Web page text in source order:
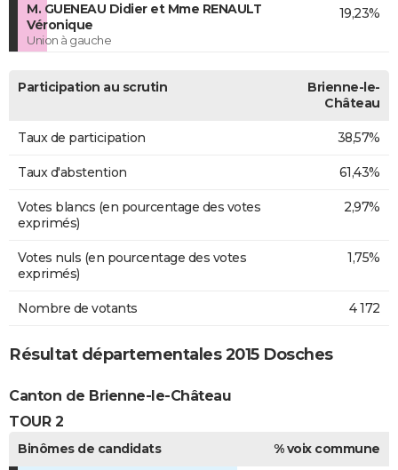
M. GUENEAU Didier et Mme RENAULT
Véronique
Union à gauche
19,23%
Participation au scrutin
Brienne-le-
Château
Taux de participation 38,57%
Taux d'abstention 61,43%
Votes blancs (en pourcentage des votes
exprimés)
2,97%
Votes nuls (en pourcentage des votes
exprimés)
1,75%
Nombre de votants 4 172
Résultat départementales 2015 Dosches
Canton de Brienne-le-Château
TOUR 2
Binômes de candidats
% voix commune